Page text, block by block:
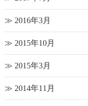
2016年3月
2015年10月
2015年3月
2014年11月